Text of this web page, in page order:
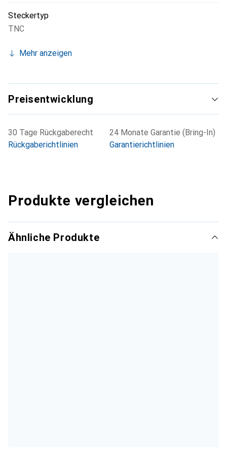
Steckertyp
TNC
Mehr anzeigen
Preisentwicklung
30 Tage Rückgaberecht
Rückgaberichtlinien
24 Monate Garantie (Bring-In)
Garantierichtlinien
Produkte vergleichen
Ähnliche Produkte